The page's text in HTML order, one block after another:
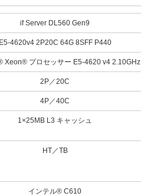
if Server DL560 Gen9
E5-4620v4 2P20C 64G 8SFF P440
Xeon® プロセッサー E5-4620 v4 2.10GHz
2P／20C
4P／40C
1×25MB L3 キャッシュ
HT／TB
インテル® C610